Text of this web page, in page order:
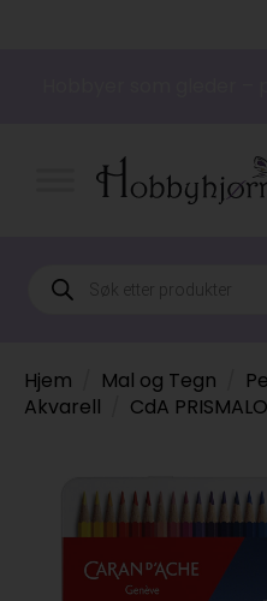
Products
search
Hjem Mal og Tegn
Akvarell
CdA